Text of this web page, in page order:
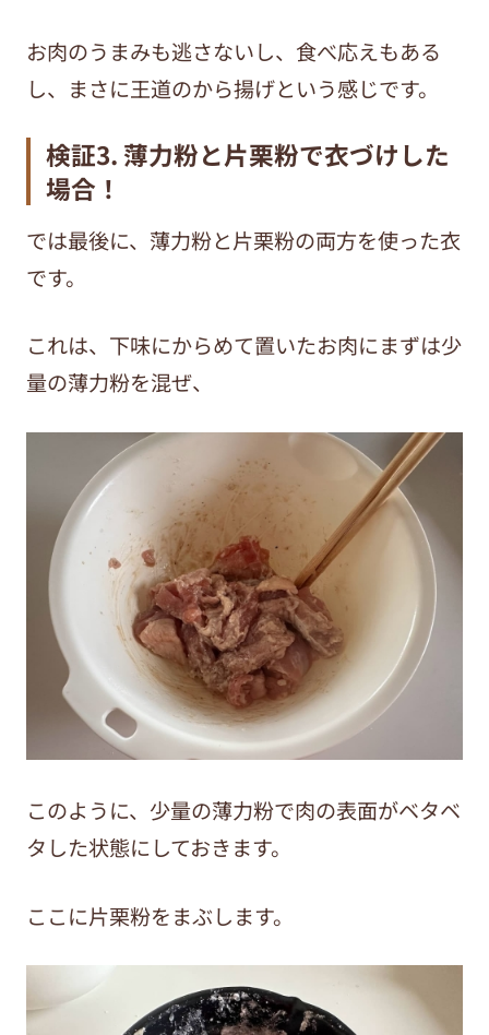
お肉のうまみも逃さないし、食べ応えもある
し、まさに王道のから揚げという感じです。
検証3. 薄力粉と片栗粉で衣づけした
場合！
では最後に、薄力粉と片栗粉の両方を使った衣
です。
これは、下味にからめて置いたお肉にまずは少
量の薄力粉を混ぜ、
このように、少量の薄力粉で肉の表面がベタベ
タした状態にしておきます。
ここに片栗粉をまぶします。